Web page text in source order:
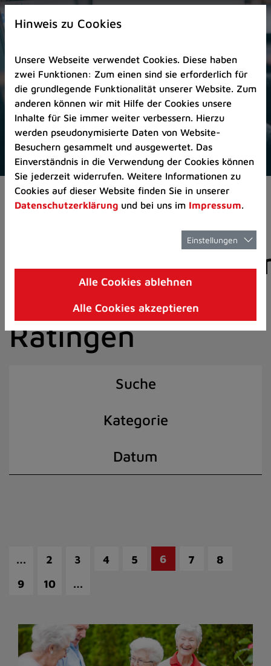
Zur
Startseite
Zum
Seitenanfang
springen
(Schnelltaste
A)
Zur
Navigation/Menü
springen
(Schnelltaste
M)
Zur
8)
I)
Aktuelles Pressemitteilungen
der Stadt
Ratingen
Suche
Kategorie
Datum
… 2 3 4 5 6 7
8
9
10 …
Hinweis zu Cookies
Unsere Webseite verwendet Cookies. Diese haben
zwei Funktionen: Zum einen sind sie erforderlich für
die grundlegende Funktionalität unserer Website. Zum
anderen können wir mit Hilfe der Cookies unsere
Inhalte für Sie immer weiter verbessern. Hierzu
werden pseudonymisierte Daten von Website-
Besuchern gesammelt und ausgewertet. Das
Einverständnis in die Verwendung der Cookies können
Sie jederzeit widerrufen. Weitere Informationen zu
Cookies auf dieser Website finden Sie in unserer
Datenschutzerklärung und bei uns im Impressum.
Einstellungen
Alle Cookies ablehnen
Alle Cookies akzeptieren